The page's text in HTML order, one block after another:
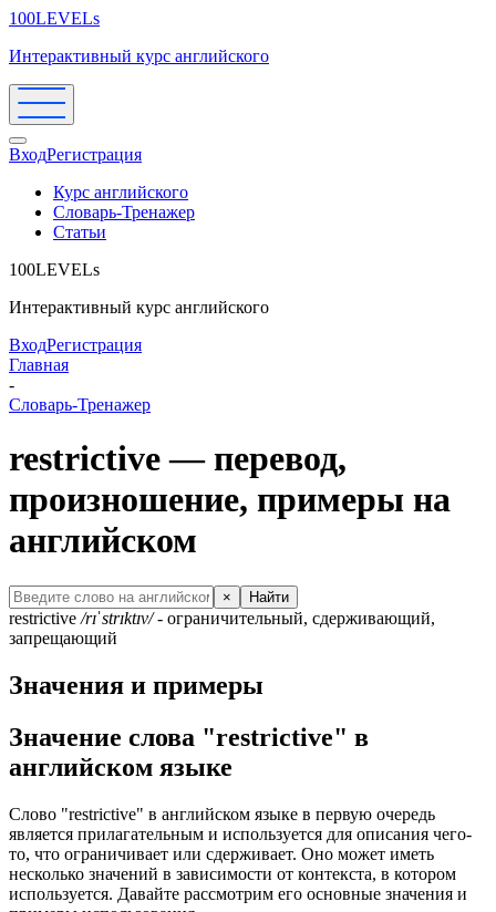
100LEVELs
Интерактивный курс английского
ВходРегистрация
Курс английского
Словарь-Тренажер
Статьи
100LEVELs
Интерактивный курс английского
ВходРегистрация
Главная
-
Словарь-Тренажер
restrictive — перевод,
произношение, примеры на
английском
× Найти
restrictive /rɪˈstrɪktɪv/- ограничительный, сдерживающий,
запрещающий
Значения и примеры
Значение слова "restrictive" в
английском языке
Слово "restrictive" в английском языке в первую очередь
является прилагательным и используется для описания чего-
то, что ограничивает или сдерживает. Оно может иметь
несколько значений в зависимости от контекста, в котором
используется. Давайте рассмотрим его основные значения и